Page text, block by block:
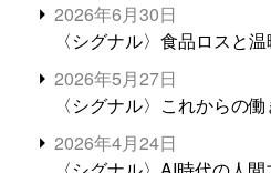
2026年6月30日
〈シグナル〉食品ロスと
2026年5月27日
〈シグナル〉これからの
2026年4月24日